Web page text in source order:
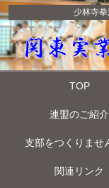
少林寺
TOP
連盟のご紹介
支部をつくりませ
関連リンク